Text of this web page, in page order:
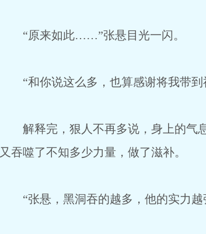
“原来如此……”张悬目光一闪。
“和你说这么多，也算感谢将我带到
解释完，狠人不再多说，身上的气息
又吞噬了不知多少力量，做了滋补。
“张悬，黑洞吞的越多，他的实力